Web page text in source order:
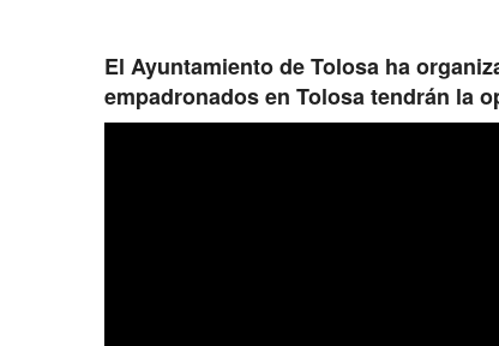
El Ayuntamiento de Tolosa ha
empadronados en Tolosa tendrán la